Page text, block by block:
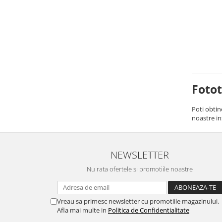
Poti
noastre
NEWSLETTER
Nu rata ofertele si promotiile noastre
Vreau sa primesc newsletter cu promotiile magazinului.
Afla mai multe in Politica de Confidentialitate